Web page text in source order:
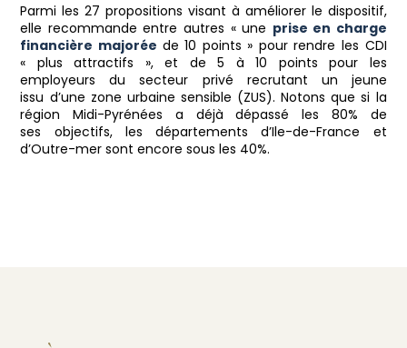
Parmi les 27 propositions visant à améliorer le dispositif,
elle recommande entre autres « une prise en charge
financière majorée de 10 points » pour rendre les CDI
« plus attractifs », et de 5 à 10 points pour les
employeurs du secteur privé recrutant un jeune
issu d’une zone urbaine sensible (ZUS). Notons que si la
région Midi-Pyrénées a déjà dépassé les 80% de
ses objectifs, les départements d’Ile-de-France et
d’Outre-mer sont encore sous les 40%.